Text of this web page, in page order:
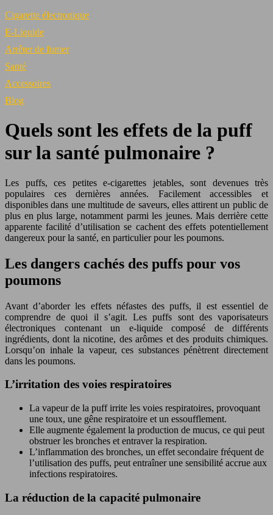
Cigarette électronique
E-Liquide
Arrêter de fumer
Santé
Accessoires
Blog
Quels sont les effets de la puff
sur la santé pulmonaire ?
Les puffs, ces petites e-cigarettes jetables, sont devenues très
populaires ces dernières années. Facilement accessibles et
disponibles dans une multitude de saveurs, elles attirent un public de
plus en plus large, notamment parmi les jeunes. Mais derrière cette
apparente facilité d’utilisation se cachent des effets potentiellement
dangereux pour la santé, en particulier pour les poumons.
Les dangers cachés des puffs pour vos
poumons
Avant d’aborder les effets néfastes des puffs, il est essentiel de
comprendre de quoi il s’agit. Les puffs sont des vaporisateurs
électroniques contenant un e-liquide composé de différents
ingrédients, dont la nicotine, des arômes et des produits chimiques.
Lorsqu’on inhale la vapeur, ces substances pénètrent directement
dans les poumons.
L’irritation des voies respiratoires
La vapeur de la puff irrite les voies respiratoires, provoquant
une toux, une gêne respiratoire et un essoufflement.
Elle augmente également la production de mucus, ce qui peut
obstruer les bronches et entraver la respiration.
L’inflammation des bronches, un effet secondaire fréquent de
l’utilisation des puffs, peut entraîner une sensibilité accrue aux
infections respiratoires.
La réduction de la capacité pulmonaire